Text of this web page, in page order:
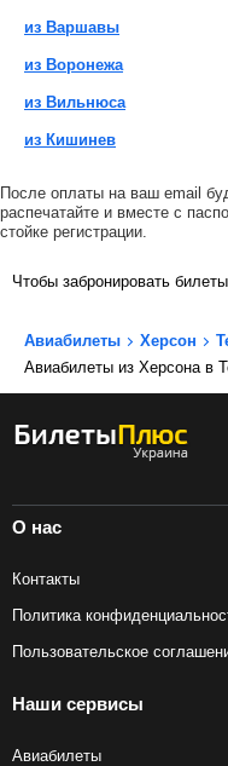
из Варшавы
из Воронежа
из Вильнюса
из Кишинев
После оплаты на ваш email
распечатайте и вместе с
стойке регистрации.
Чтобы забронировать билеты,
Авиабилеты Херсон
Авиабилеты из Херсона в
О нас
Контакты
Политика
Пользовательское
Наши сервисы
Авиабилеты